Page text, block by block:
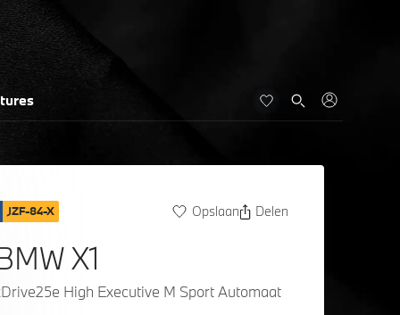
JZF-84-X Opslaan Delen
X1
High Executive M Sport Automaat